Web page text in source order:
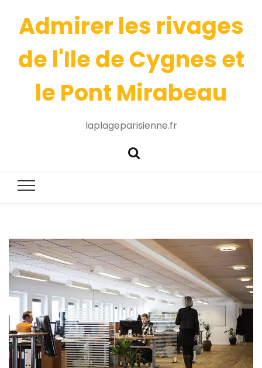
Admirer les rivages
de l'Ile de Cygnes et
le Pont Mirabeau
laplageparisienne.fr